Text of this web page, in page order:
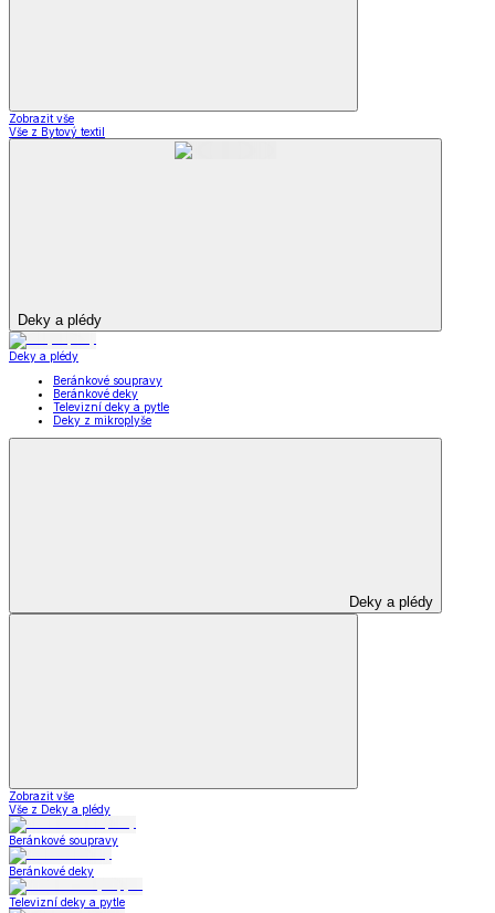
Zobrazit vše
Vše z Bytový textil
Deky a plédy
Deky a plédy
Beránkové soupravy
Beránkové deky
Televizní deky a pytle
Deky z mikroplyše
Deky a plédy
Zobrazit vše
Vše z Deky a plédy
Beránkové soupravy
Beránkové deky
Televizní deky a pytle